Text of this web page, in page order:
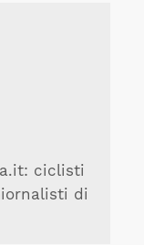
ciclisti
di